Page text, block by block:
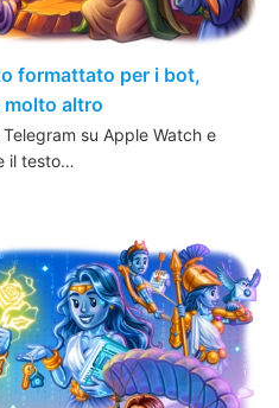
formattato per i bot,
molto altro
su Apple Watch e
il testo…